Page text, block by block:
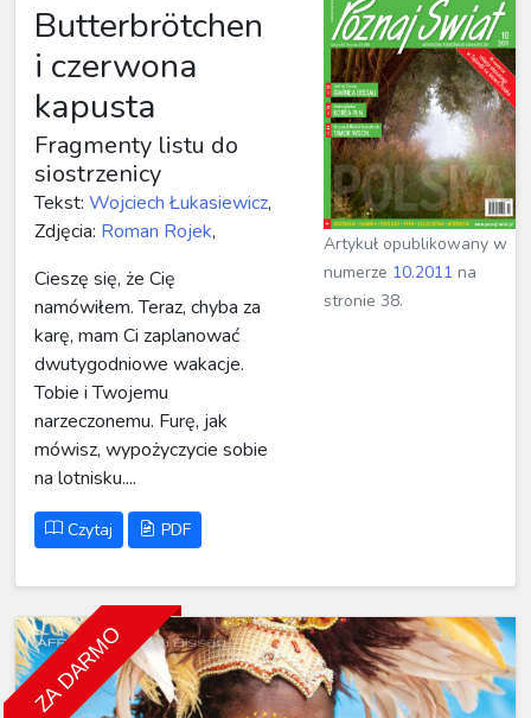
Butterbrötchen
i czerwona
kapusta
Fragmenty listu do
siostrzenicy
Tekst: Wojciech Łukasiewicz,
Zdjęcia: Roman Rojek,
Cieszę się, że Cię
namówiłem. Teraz, chyba za
karę, mam Ci zaplanować
dwutygodniowe wakacje.
Tobie i Twojemu
narzeczonemu. Furę, jak
mówisz, wypożyczycie sobie
na lotnisku....
Czytaj PDF
Artykuł opublikowany w
numerze 10.2011 na
stronie 38.
ZA DARMO